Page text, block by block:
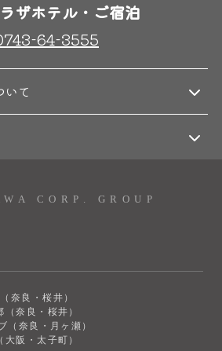
ザホテル・ご宿泊
64-3555
いて
CORP. GROUP
奈良・桜井）
奈良・桜井）
（奈良・月ヶ瀬）
阪・太子町）